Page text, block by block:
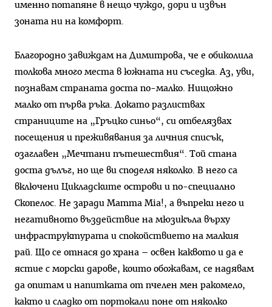
именно потапяне в нещо чуждо, дори и извън
зоната ни на комфорт.
Благородно завиждам на Димитрова, че е обиколила
толкова много места в южната ни съседка. Аз, уви,
познавам страната доста по-малко. Нищожно
малко от първа ръка. Докато разлиствах
страниците на „Гръцко синьо“, си отбелязвах
посещения и преживявания за личния списък,
озаглавен „Мечтани пътешествия“. Той стана
доста дълъг, но ще ви споделя няколко. В него са
включени Цикладските острови и по-специално
Скопелос. Не заради Mamma Mia!, а въпреки него и
негативното въздействие на мюзикъла върху
инфраструктурата и спокойствието на малкия
рай. Що се отнася до храна – освен каквото и да е
ястие с морски дарове, които обожавам, се надявам
да опитам и напитката от пчелен мен ракомело,
както и сладко от портокали поне от няколко